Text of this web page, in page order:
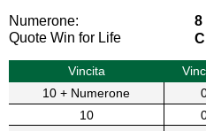
Numerone:
8
Quote Win for Life
Vincita
10 + Numerone
10